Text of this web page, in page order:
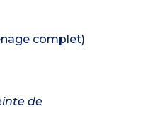
complet)
de